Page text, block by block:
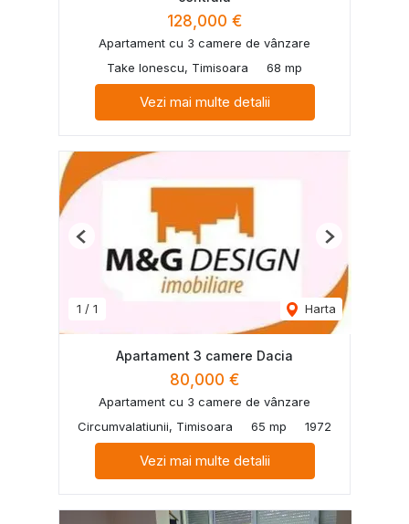
128,000 €
Apartament cu 3 camere de vânzare
Take Ionescu, Timisoara
68 mp
Vezi mai multe detalii
1 / 1 Harta
Previous Next
Apartament 3 camere Dacia
80,000 €
Apartament cu 3 camere de vânzare
Circumvalatiunii, Timisoara
65 mp 1972
Vezi mai multe detalii